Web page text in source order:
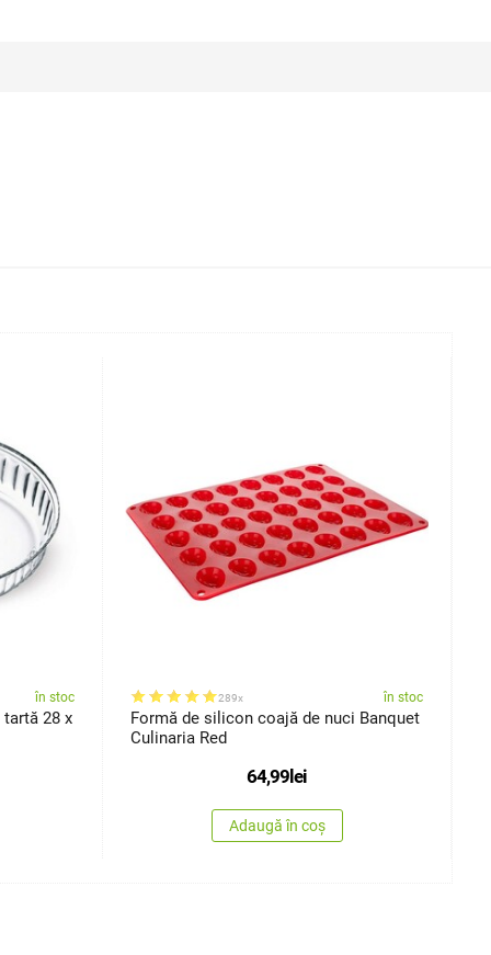
în stoc
28 x
289x în stoc
Formă de silicon coajă de nuci Banquet
Culinaria Red
64,99lei
Adaugă în coș